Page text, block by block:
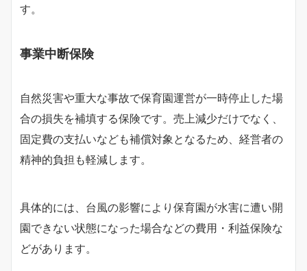
す。
事業中断保険
自然災害や重大な事故で保育園運営が一時停止した場
合の損失を補填する保険です。売上減少だけでなく、
固定費の支払いなども補償対象となるため、経営者の
精神的負担も軽減します。
具体的には、台風の影響により保育園が水害に遭い開
園できない状態になった場合などの費用・利益保険な
どがあります。